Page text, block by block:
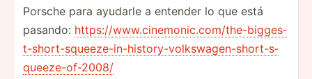
Porsche para ayudarle a entender lo que está
pasando: https:­//w­ww.c­in­emo­nic.co­m/t­he-­big­ges­
t-s­hor­t-s­que­eze­-in­-hi­sto­ry-­vol­ksw­age­n-s­hor­t-s­
que­eze­-of­-2008/